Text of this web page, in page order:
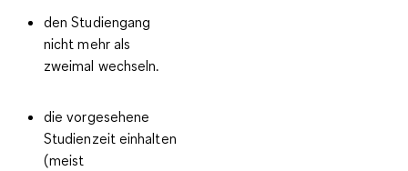
den Studiengang
nicht mehr als
zweimal wechseln.
dievorgesehene
Studienzeit einhalten
(meist